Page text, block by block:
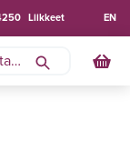
Liikkeet EN